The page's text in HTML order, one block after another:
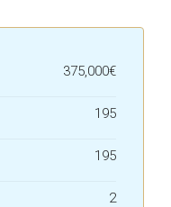
375,000€
195
195
2